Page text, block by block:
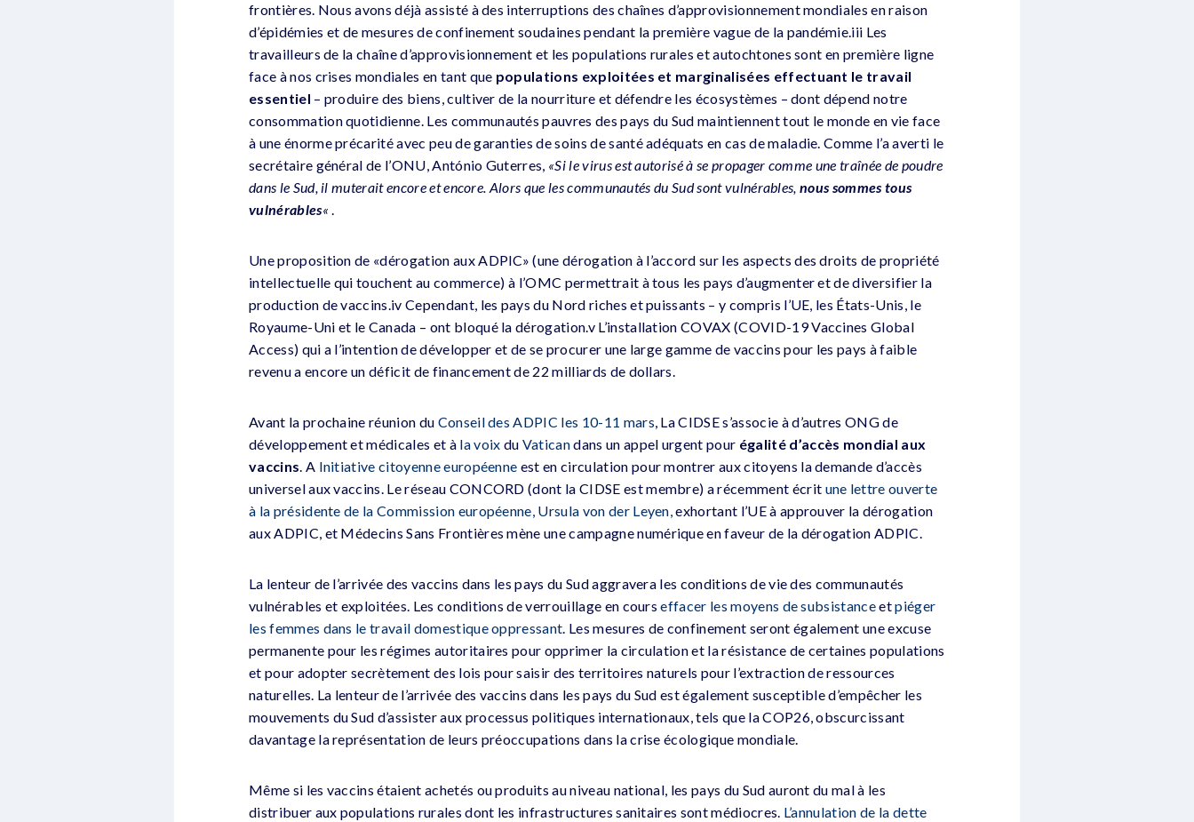
frontières. Nous avons déjà assisté à des interruptions des chaînes d’approvisionnement mondiales en raison
d’épidémies et de mesures de confinement soudaines pendant la première vague de la pandémie.iii Les
travailleurs de la chaîne d’approvisionnement et les populations rurales et autochtones sont en première ligne
face à nos crises mondiales en tant que populations exploitées et marginalisées effectuant le travail
essentiel – produire des biens, cultiver de la nourriture et défendre les écosystèmes – dont dépend notre
consommation quotidienne. Les communautés pauvres des pays du Sud maintiennent tout le monde en vie face
à une énorme précarité avec peu de garanties de soins de santé adéquats en cas de maladie. Comme l’a averti le
secrétaire général de l’ONU, António Guterres, «Si le virus est autorisé à se propager comme une traînée de poudre
dans le Sud, il muterait encore et encore. Alors que les communautés du Sud sont vulnérables,nous sommes tous
vulnérables«.
Une proposition de «dérogation aux ADPIC» (une dérogation à l’accord sur les aspects des droits de propriété
intellectuelle qui touchent au commerce) à l’OMC permettrait à tous les pays d’augmenter et de diversifier la
production de vaccins.iv Cependant, les pays du Nord riches et puissants – y compris l’UE, les États-Unis, le
Royaume-Uni et le Canada – ont bloqué la dérogation.v L’installation COVAX (COVID-19 Vaccines Global
Access) qui a l’intention de développer et de se procurer une large gamme de vaccins pour les pays à faible
revenu a encore un déficit de financement de 22 milliards de dollars.
Avant la prochaine réunion du Conseil des ADPIC les 10-11 mars, La CIDSE s’associe à d’autres ONG de
développement et médicales et à la voix du Vaticandans un appel urgent pour égalité d’accès mondial aux
vaccins. A Initiative citoyenne européenne est en circulation pour montrer aux citoyens la demande d’accès
universel aux vaccins. Le réseau CONCORD (dont la CIDSE est membre) a récemment écrit une lettre ouverte
à la présidente de la Commission européenne, Ursula von der Leyen,exhortant l’UE à approuver la dérogation
aux ADPIC, et Médecins Sans Frontières mène une campagne numérique en faveur de la dérogation ADPIC.
La lenteur de l’arrivée des vaccins dans les pays du Sud aggravera les conditions de vie des communautés
vulnérables et exploitées. Les conditions de verrouillage en courseffacer les moyens de subsistanceetpiéger
les femmes dans le travail domestique oppressant. Les mesures de confinement seront également une excuse
permanente pour les régimes autoritaires pour opprimer la circulation et la résistance de certaines populations
et pour adopter secrètement des lois pour saisir des territoires naturels pour l’extraction de ressources
naturelles. La lenteur de l’arrivée des vaccins dans les pays du Sud est également susceptible d’empêcher les
mouvements du Sud d’assister aux processus politiques internationaux, tels que la COP26, obscurcissant
davantage la représentation de leurs préoccupations dans la crise écologique mondiale.
Même si les vaccins étaient achetés ou produits au niveau national, les pays du Sud auront du mal à les
distribuer aux populations rurales dont les infrastructures sanitaires sont médiocres. L’annulation de la dette